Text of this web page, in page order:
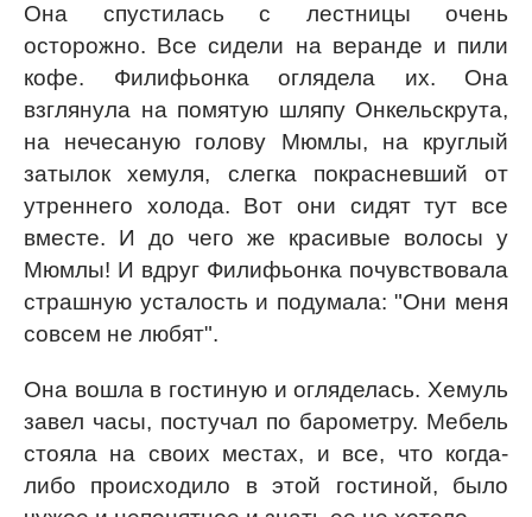
Она спустилась с лестницы очень
осторожно. Все сидели на веранде и пили
кофе. Филифьонка оглядела их. Она
взглянула на помятую шляпу Онкельскрута,
на нечесаную голову Мюмлы, на круглый
затылок хемуля, слегка покрасневший от
утреннего холода. Вот они сидят тут все
вместе. И до чего же красивые волосы у
Мюмлы! И вдруг Филифьонка почувствовала
страшную усталость и подумала: "Они меня
совсем не любят".
Она вошла в гостиную и огляделась. Хемуль
завел часы, постучал по барометру. Мебель
стояла на своих местах, и все, что когда-
либо происходило в этой гостиной, было